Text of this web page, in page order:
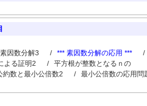
素因数分解3 / *** 素因数分解の応用 *** /
よる証明2 /
平方根が整数となるｎの
約数と最小公倍数2 /
最小公倍数の応用問